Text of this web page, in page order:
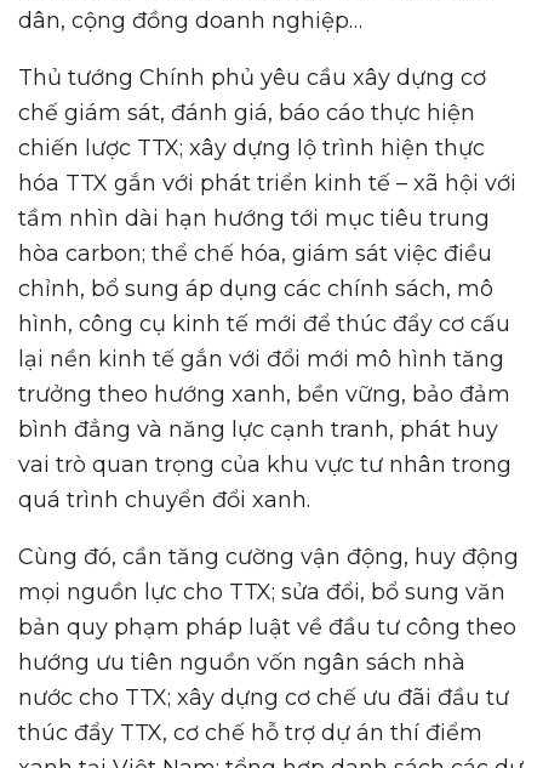
dân, cộng đồng doanh nghiệp…
Thủ tướng Chính phủ yêu cầu xây dựng cơ
chế giám sát, đánh giá, báo cáo thực hiện
chiến lược TTX; xây dựng lộ trình hiện thực
hóa TTX gắn với phát triển kinh tế – xã hội với
tầm nhìn dài hạn hướng tới mục tiêu trung
hòa carbon; thể chế hóa, giám sát việc điều
chỉnh, bổ sung áp dụng các chính sách, mô
hình, công cụ kinh tế mới để thúc đẩy cơ cấu
lại nền kinh tế gắn với đổi mới mô hình tăng
trưởng theo hướng xanh, bền vững, bảo đảm
bình đẳng và năng lực cạnh tranh, phát huy
vai trò quan trọng của khu vực tư nhân trong
quá trình chuyển đổi xanh.
Cùng đó, cần tăng cường vận động, huy động
mọi nguồn lực cho TTX; sửa đổi, bổ sung văn
bản quy phạm pháp luật về đầu tư công theo
hướng ưu tiên nguồn vốn ngân sách nhà
nước cho TTX; xây dựng cơ chế ưu đãi đầu tư
thúc đẩy TTX, cơ chế hỗ trợ dự án thí điểm